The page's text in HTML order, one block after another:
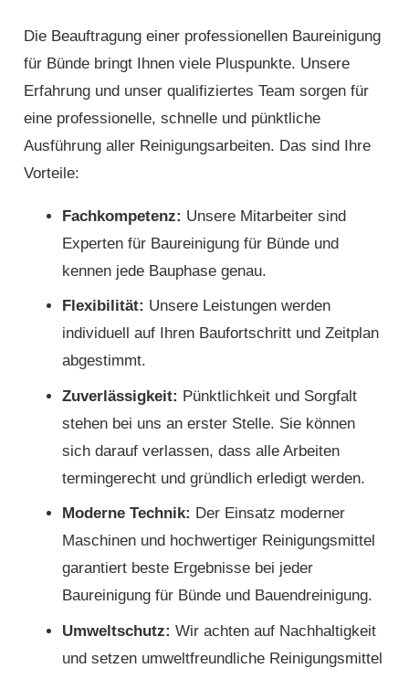
Die Beauftragung einer professionellen Baureinigung
für Bünde bringt Ihnen viele Pluspunkte. Unsere
Erfahrung und unser qualifiziertes Team sorgen für
eine professionelle, schnelle und pünktliche
Ausführung aller Reinigungsarbeiten. Das sind Ihre
Vorteile:
Fachkompetenz: Unsere Mitarbeiter sind
Experten für Baureinigung für Bünde und
kennen jede Bauphase genau.
Flexibilität: Unsere Leistungen werden
individuell auf Ihren Baufortschritt und Zeitplan
abgestimmt.
Zuverlässigkeit: Pünktlichkeit und Sorgfalt
stehen bei uns an erster Stelle. Sie können
sich darauf verlassen, dass alle Arbeiten
termingerecht und gründlich erledigt werden.
Moderne Technik: Der Einsatz moderner
Maschinen und hochwertiger Reinigungsmittel
garantiert beste Ergebnisse bei jeder
Baureinigung für Bünde und Bauendreinigung.
Umweltschutz: Wir achten auf Nachhaltigkeit
und setzen umweltfreundliche Reinigungsmittel